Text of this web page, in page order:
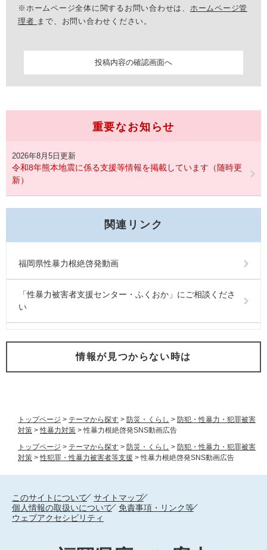
トップページ > テーマから探す > 防災・くらし > 防犯・性暴力・犯罪被害
対策 >性暴力対策 >性暴力根絶啓発SNS動画広告
トップページ > テーマから探す > 防災・くらし > 防犯・性暴力・犯罪被害
対策 >性犯罪・性暴力被害者等支援 >性暴力根絶啓発SNS動画広告
※ホームページ全体に関するお問い合わせは、 ホームページ管
理者 まで、お問い合わせください。
重要なお知らせ
2026年8月5日更新
令和8年熊本地震に係る支援等情報を掲載しています（随時更
新）
関連リンク
福岡県性暴力根絶啓発動画
「性暴力被害者支援センター・ふくおか」にご相談くださ
い
情報が見つからない時は
このサイトについて
サイトマップ
個人情報の取扱いについて
免責事項・リンク等
ウェブアクセシビリティ